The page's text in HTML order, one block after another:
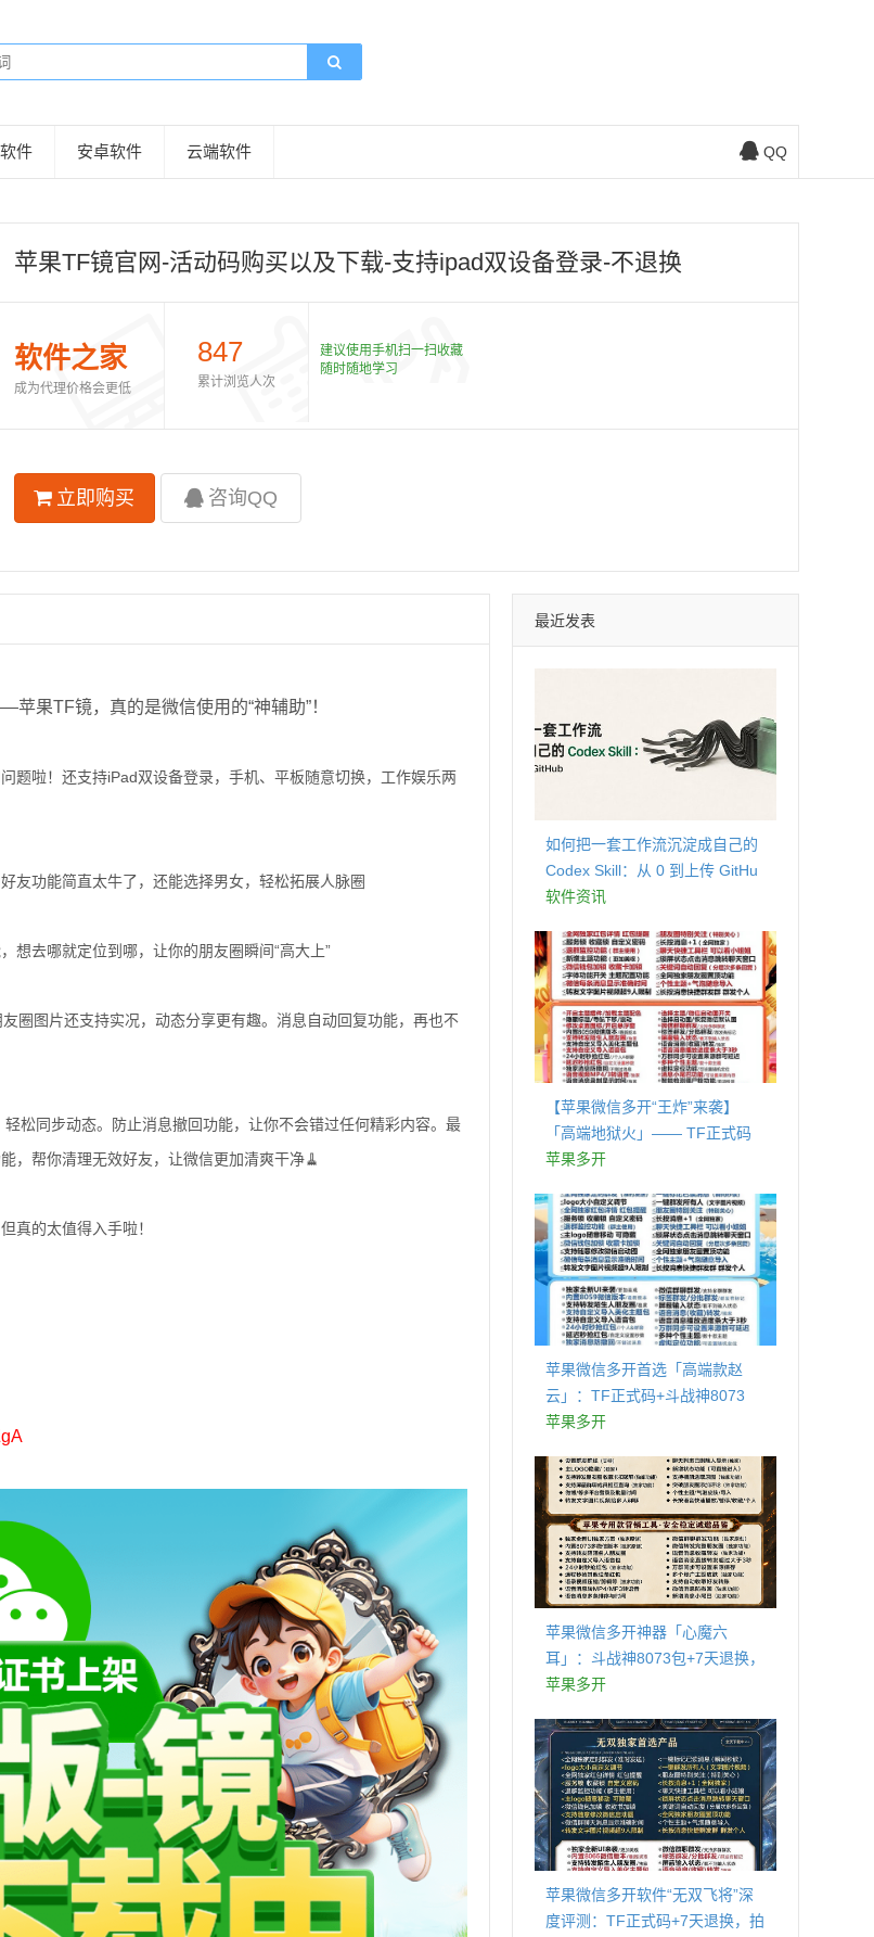
件 安卓软件 云端软件 QQ
苹果TF镜官网-活动码购买以及下载-支持ipad双设备登录-不退换
软件之家
成为代理价格会更低
847
累计浏览人次
建议使用手机扫一扫收藏
随时随地学习
立即购买 咨询QQ
果TF镜，真的是微信使用的“神辅助”！
题啦！还支持iPad双设备登录，手机、平板随意切换，工作娱乐两
友功能简直太牛了，还能选择男女，轻松拓展人脉圈
想去哪就定位到哪，让你的朋友圈瞬间“高大上”
圈图片还支持实况，动态分享更有趣。消息自动回复功能，再也不
松同步动态。防止消息撤回功能，让你不会错过任何精彩内容。最
，帮你清理无效好友，让微信更加清爽干净🧹
真的太值得入手啦！
最近发表
如何把一套工作流沉淀成自己的
Codex Skill：从 0 到上传 GitHu
b
软件资讯
【苹果微信多开“王炸”来袭】
「高端地狱火」—— TF正式码
+斗战神8073包，7天退换，安全
苹果多开
苹果微信多开首选「高端款赵
云」：TF正式码+斗战神8073
包，7天退换认准拍拍卡激活码
苹果多开
苹果微信多开神器「心魔六
耳」：斗战神8073包+7天退换，
认准拍拍卡激活码商城
苹果多开
苹果微信多开软件“无双飞将”深
度评测：TF正式码+7天退换，拍